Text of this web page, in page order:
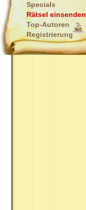
Specials
Rätsel einsenden
Top-Autoren
Registrierung